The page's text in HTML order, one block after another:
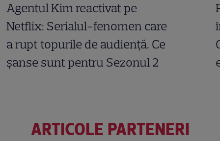
Agentul Kim reactivat pe
Netflix: Serialul-fenomen care
a rupt topurile de audiență. Ce
șanse sunt pentru Sezonul 2
ARTICOLE PARTENERI